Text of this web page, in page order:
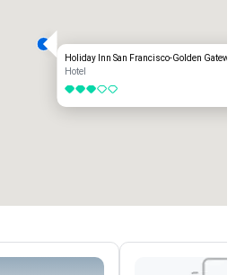
Holiday Inn San Francisco-Golden Gateway
Hotel
3 van 5